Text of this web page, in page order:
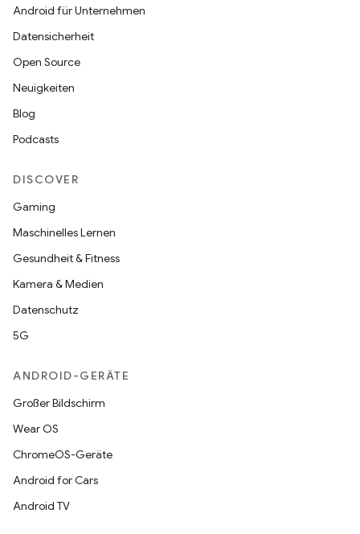
Android für Unternehmen
Datensicherheit
Open Source
Neuigkeiten
Blog
Podcasts
DISCOVER
Gaming
Maschinelles Lernen
Gesundheit & Fitness
Kamera & Medien
Datenschutz
5G
ANDROID-GERÄTE
Großer Bildschirm
Wear OS
ChromeOS-Geräte
Android for Cars
Android TV